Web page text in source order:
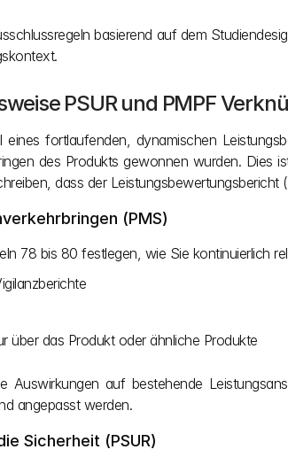
basierend auf dem
PSUR und PMPF
fortlaufenden, dynamischen
des Produkts gewonnen wurden.
dass der Leistungsbewertungsbericht
(PMS)
78 bis 80 festlegen, wie Sie kontinuierlich
über das Produkt oder ähnliche Produkte
Auswirkungen auf bestehende
angepasst werden.
Sicherheit (PSUR)